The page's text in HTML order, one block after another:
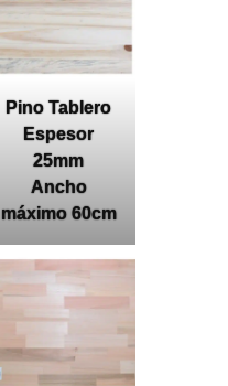
Pino Tablero
Espesor
25mm
Ancho
máximo 60cm